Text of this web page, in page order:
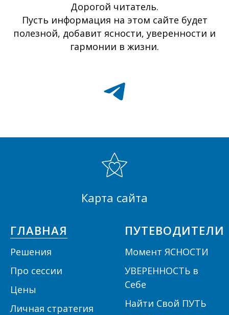
Дорогой читатель.
Пусть информация на этом сайте будет
полезной, добавит ясности, уверенности и
гармонии в жизни.
Карта сайта
ГЛАВНАЯ
Решения
Про сессии
Цены
Личная стратегия
ПУТЕВОДИТЕЛИ
Момент ЯСНОСТИ
УВЕРЕННОСТЬ в
Себе
Найти Свой ПУТЬ